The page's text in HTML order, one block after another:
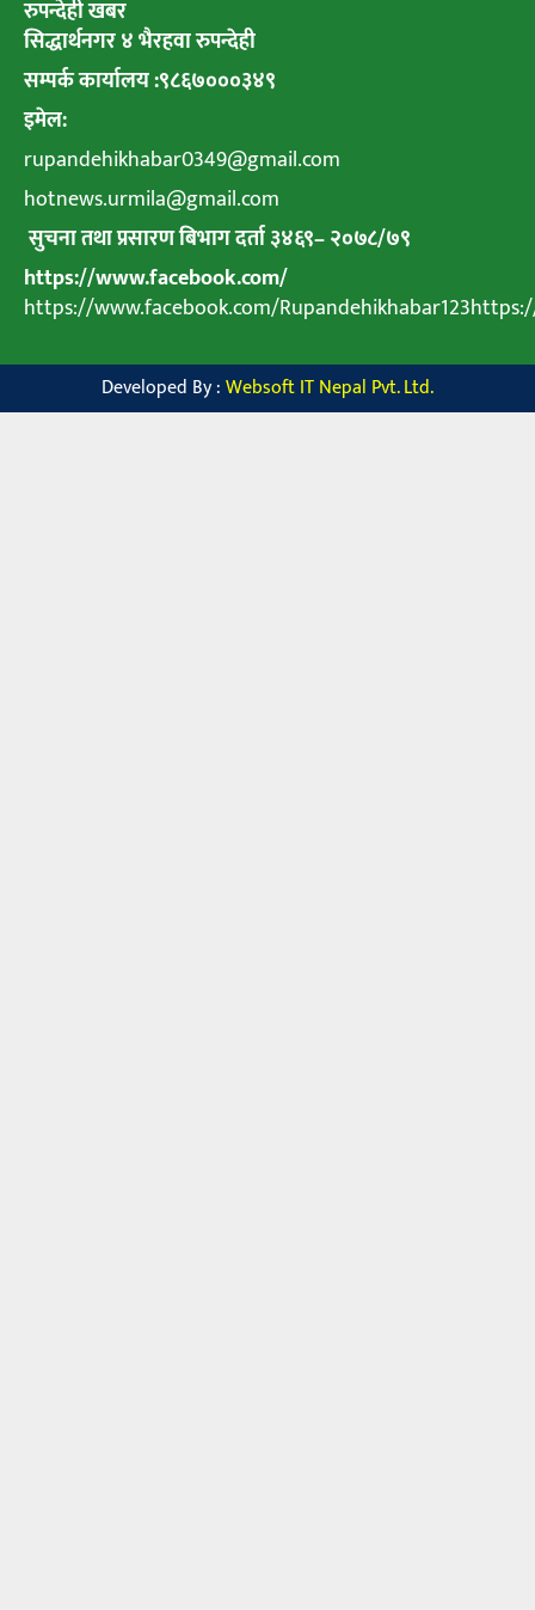
रुपन्देही खबर
सिद्धार्थनगर ४ भैरहवा रुपन्देही
सम्पर्क कार्यालय :९८६७०००३४९
इमेल:
rupandehikhabar0349@gmail.com
hotnews.urmila@gmail.com
सुचना तथा प्रसारण बिभाग दर्ता ३४६९–२०७८/७९
https://www.facebook.com/
https://www.facebook.com/
Developed By :Websoft IT Nepal Pvt. Ltd.